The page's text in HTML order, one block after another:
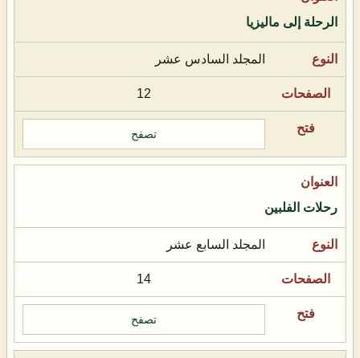
الرحلة إلى ماليزيا
المجلد السادس عشر
12
تصفح
رحلات الفلبين
المجلد السابع عشر
14
تصفح